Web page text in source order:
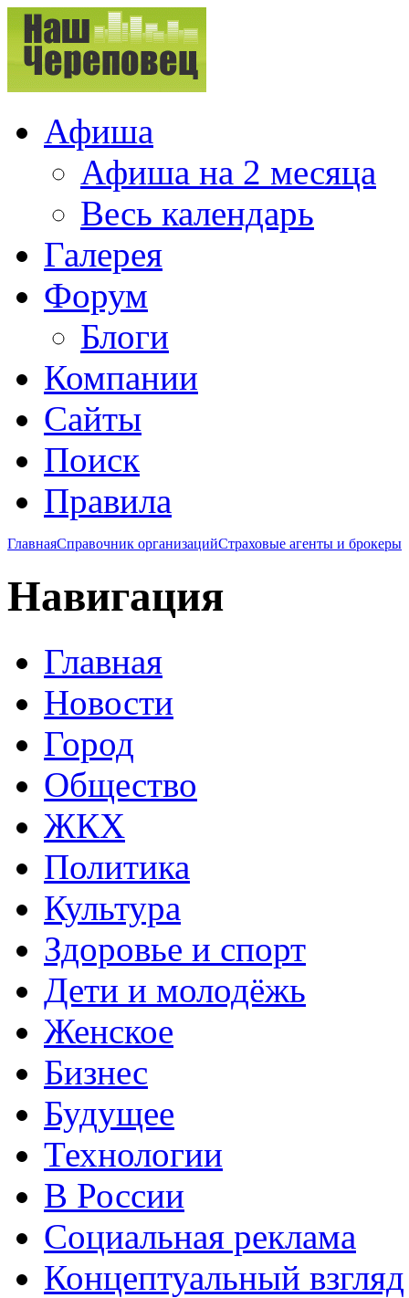
Афиша
Афиша на 2 месяца
Весь календарь
Галерея
Форум
Блоги
Компании
Сайты
Поиск
Правила
ГлавнаяСправочник организацийСтраховые агенты и брокеры
Навигация
Главная
Новости
Город
Общество
ЖКХ
Политика
Культура
Здоровье и спорт
Дети и молодёжь
Женское
Бизнес
Будущее
Технологии
В России
Социальная реклама
Концептуальный взгляд